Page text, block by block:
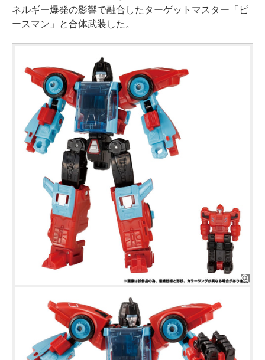
ネルギー爆発の影響で融合したターゲットマスター「ピ
ースマン」と合体武装した。